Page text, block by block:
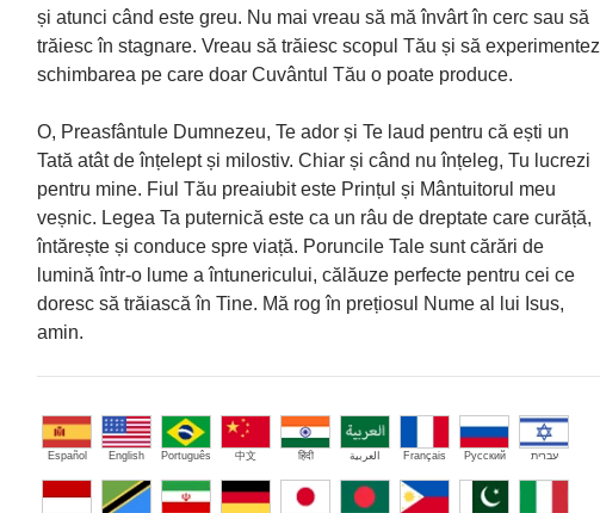
și atunci când este greu. Nu mai vreau să mă învârt în cerc sau să
trăiesc în stagnare. Vreau să trăiesc scopul Tău și să experimentez
schimbarea pe care doar Cuvântul Tău o poate produce.
O, Preasfântule Dumnezeu, Te ador și Te laud pentru că ești un
Tată atât de înțelept și milostiv. Chiar și când nu înțeleg, Tu lucrezi
pentru mine. Fiul Tău preaiubit este Prințul și Mântuitorul meu
veșnic. Legea Ta puternică este ca un râu de dreptate care curăță,
întărește și conduce spre viață. Poruncile Tale sunt cărări de
lumină într-o lume a întunericului, călăuze perfecte pentru cei ce
doresc să trăiască în Tine. Mă rog în prețiosul Nume al lui Isus,
amin.
Español English Português 中文 हिंदी العربية Français Русский עברית